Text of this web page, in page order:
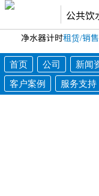
公共饮
净水器计时租赁/销售
首页 公司 新闻
客户案例
服务支持